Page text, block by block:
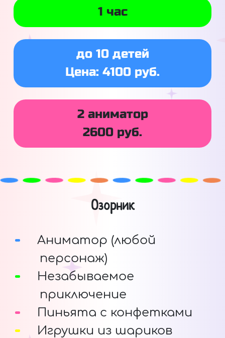
1 час
до 10 детей
Цена: 4100 руб.
2 аниматор
2600 руб.
Озорник
Аниматор (любой
персонаж)
Незабываемое
приключение
Пиньята с конфетками
Игрушки из шариков